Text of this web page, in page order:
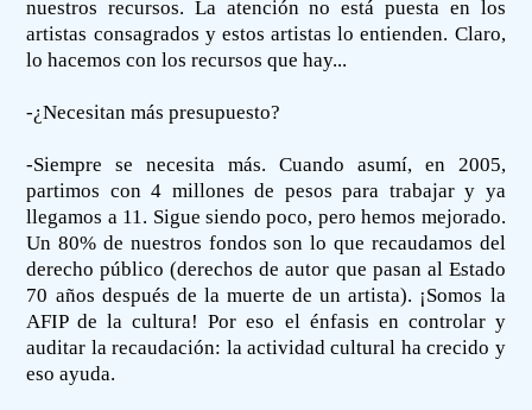
nuestros recursos. La atención no está puesta en los
artistas consagrados y estos artistas lo entienden. Claro,
lo hacemos con los recursos que hay...
-¿Necesitan más presupuesto?
-Siempre se necesita más. Cuando asumí, en 2005,
partimos con 4 millones de pesos para trabajar y ya
llegamos a 11. Sigue siendo poco, pero hemos mejorado.
Un 80% de nuestros fondos son lo que recaudamos del
derecho público (derechos de autor que pasan al Estado
70 años después de la muerte de un artista). ¡Somos la
AFIP de la cultura! Por eso el énfasis en controlar y
auditar la recaudación: la actividad cultural ha crecido y
eso ayuda.